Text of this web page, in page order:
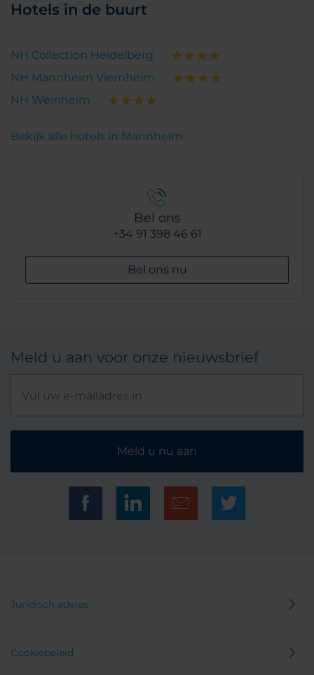
Hotels in de buurt
NH Collection Heidelberg
NH Mannheim Viernheim
NH Weinheim
Bekijk alle hotels in Mannheim
Bel ons
+34 91 398 46 61
Bel ons nu
Meld u aan voor onze nieuwsbrief
Meld u nu aan
Juridisch advies
Cookiebeleid